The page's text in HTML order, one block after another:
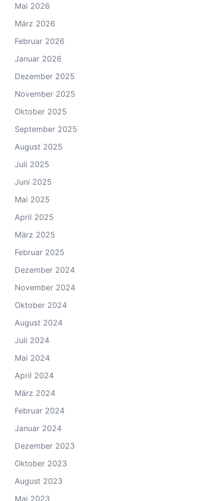
Mai 2026
März 2026
Februar 2026
Januar 2026
Dezember 2025
November 2025
Oktober 2025
September 2025
August 2025
Juli 2025
Juni 2025
Mai 2025
April 2025
März 2025
Februar 2025
Dezember 2024
November 2024
Oktober 2024
August 2024
Juli 2024
Mai 2024
April 2024
März 2024
Februar 2024
Januar 2024
Dezember 2023
Oktober 2023
August 2023
Mai 2023